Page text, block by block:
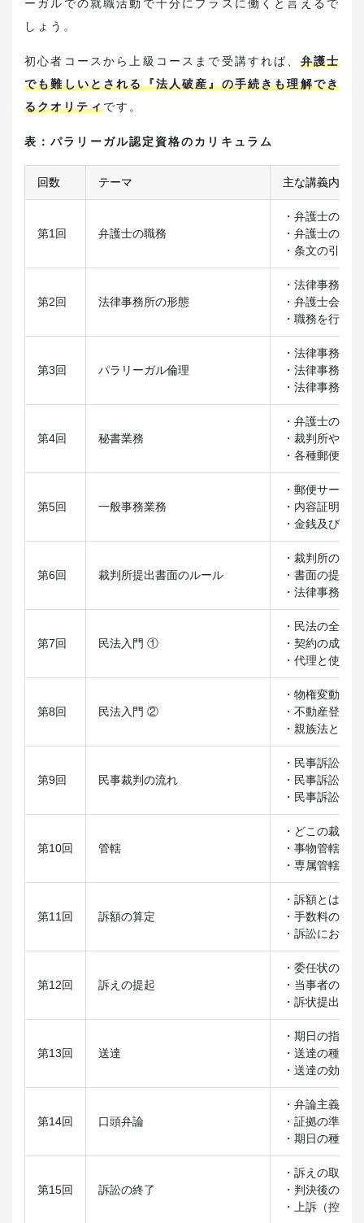
ーガルでの就職活動で十分にプラスに働くと言えるで
しょう。
初心者コースから上級コースまで受講すれば、 弁護士
でも難しいとされる『法人破産』の手続きも理解でき
るクオリティです。
表：パラリーガル認定資格のカリキュラム
回数 テーマ 主な講義内容
第1回 弁護士の職務
・弁護士の使
・弁護士の守
・条文の引き
第2回 法律事務所の形態
・法律事務所
・弁護士会の
・職務を行い
第3回 パラリーガル倫理
・法律事務職
・法律事務職
・法律事務職
第4回 秘書業務
・弁護士のス
・裁判所や依
・各種郵便物
第5回 一般事務業務
・郵便サービ
・内容証明郵
・金銭及び物
第6回 裁判所提出書面のルール
・裁判所の標
・書面の提出
・法律事務所
第7回 民法入門 ①
・民法の全体像
・契約の成立
・代理と使者
第8回 民法入門 ②
・物権変動
・不動産登記
・親族法と相
第9回 民事裁判の流れ
・民事訴訟とは
・民事訴訟の
・民事訴訟以
第10回 管轄
・どこの裁判
・事物管轄と
・専属管轄と
第11回 訴額の算定
・訴額とは
・手数料の計算
・訴訟におけ
第12回 訴えの提起
・委任状の作成
・当事者の表示
・訴状提出に
第13回 送達
・期日の指定
・送達の種類
・送達の効力
第14回 口頭弁論
・弁論主義の
・証拠の準備
・期日の種類
第15回 訴訟の終了
・訴えの取下
・判決後の事
・上訴（控訴